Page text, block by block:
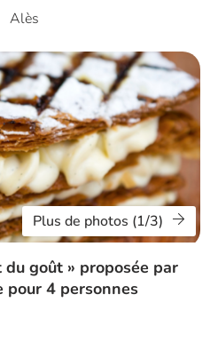
Alès
Plus de photos (1/3)
goût » proposée par
pour 4 personnes